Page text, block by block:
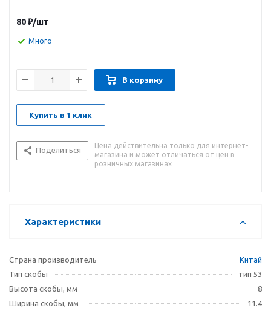
80₽/шт
Много
В корзину
Купить в 1 клик
Поделиться
Цена действительна только для интернет-
магазина и может отличаться от цен в
розничных магазинах
Характеристики
Страна производитель
Китай
Тип скобы
тип 53
Высота скобы, мм
8
Ширина скобы, мм
11.4